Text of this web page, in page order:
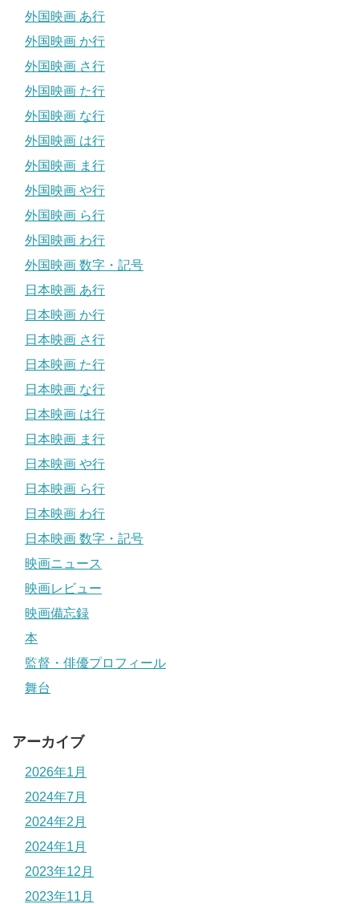
外国映画 あ行
外国映画 か行
外国映画 さ行
外国映画 た行
外国映画 な行
外国映画 は行
外国映画 ま行
外国映画 や行
外国映画 ら行
外国映画 わ行
外国映画 数字・記号
日本映画 あ行
日本映画 か行
日本映画 さ行
日本映画 た行
日本映画 な行
日本映画 は行
日本映画 ま行
日本映画 や行
日本映画 ら行
日本映画 わ行
日本映画 数字・記号
映画ニュース
映画レビュー
映画備忘録
本
監督・俳優プロフィール
舞台
アーカイブ
2026年1月
2024年7月
2024年2月
2024年1月
2023年12月
2023年11月